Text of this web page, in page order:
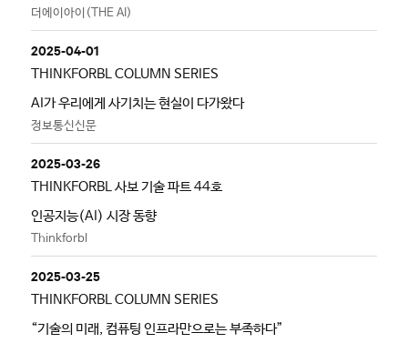
더에이아이(THE AI)
2025-04-01
THINKFORBL COLUMN SERIES
AI가 우리에게 사기치는 현실이 다가왔다
정보통신신문
2025-03-26
THINKFORBL 사보 기술 파트 44호
인공지능(AI) 시장 동향
Thinkforbl
2025-03-25
THINKFORBL COLUMN SERIES
“기술의 미래, 컴퓨팅 인프라만으로는 부족하다”